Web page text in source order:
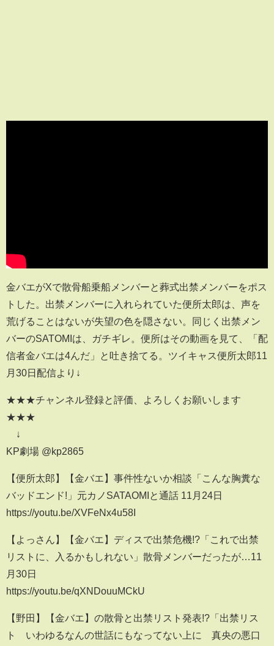
金バエがXで散骨船乗船メンバーと葬式出禁メンバーをポス
トした。出禁メンバーに入れられていた便所太郎は、声を
荒げることはないが失望の色を隠さない。同じく出禁メン
バーのSATOMIは、ガチギレ。便所はその動画を見て、「配
信者金バエは4んだ」と吐き捨てる。ツイキャス便所太郎11
月30日配信より↓
★★★チャンネル登録と評価、よろしくお願いします
★★★
↓
KP劇場 @kp2865
【便所太郎】【金バエ】事件性ないか相談「こんな胸糞な
バッドエンド!」元カノSATAOMIと通話 11月24日
https://youtu.be/XVFeNx4u58I
【よっさん】【金バエ】ディスで出禁危機!?「これで出禁
リストに、入るかもしれない」散骨メンバーだったが…11
月30日
https://youtu.be/qXNDouuMCkU
【野田】【金バエ】の散骨と出禁リスト発表!?「出禁リス
ト いわゆるなんの世話にもなってない上に 真央の悪口